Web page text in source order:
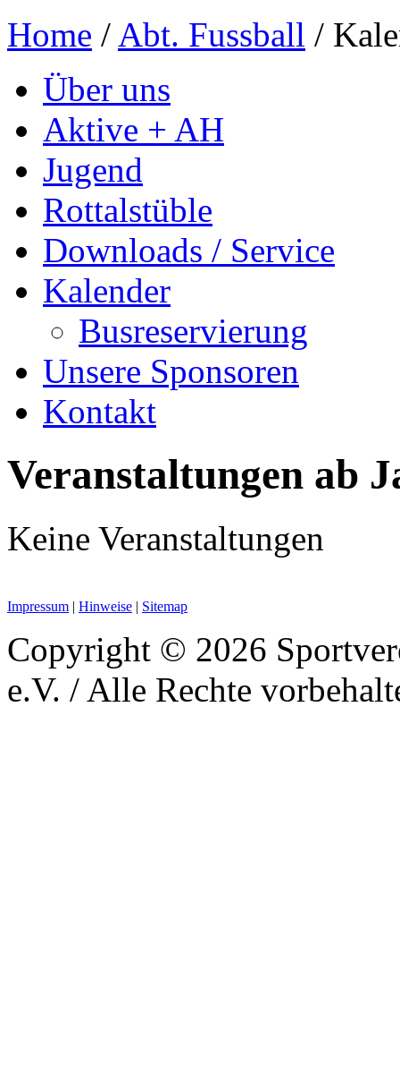
Home / Abt. Fussball /
Über uns
Aktive + AH
Jugend
Rottalstüble
Downloads / Service
Kalender
Busreservierung
Unsere Sponsoren
Kontakt
Veranstaltungen ab
Keine Veranstaltungen
Impressum | Hinweise | Sitemap
Copyright © 2026
e.V. / Alle Rechte